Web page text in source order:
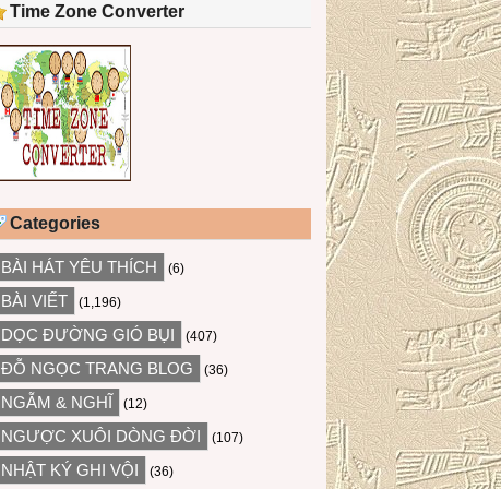
Time Zone Converter
Categories
BÀI HÁT YÊU THÍCH (6)
BÀI VIẾT (1,196)
DỌC ĐƯỜNG GIÓ BỤI (407)
ĐỖ NGỌC TRANG BLOG (36)
NGẪM & NGHĨ (12)
NGƯỢC XUÔI DÒNG ĐỜI (107)
NHẬT KÝ GHI VỘI (36)